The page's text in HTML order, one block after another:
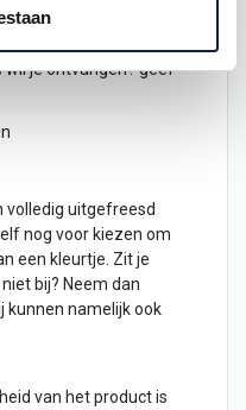
wil je ontvangen? geef
volledig uitgefreesd
nog voor kiezen om
een kleurtje. Zit je
bij? Neem dan
kunnen namelijk ook
van het product is